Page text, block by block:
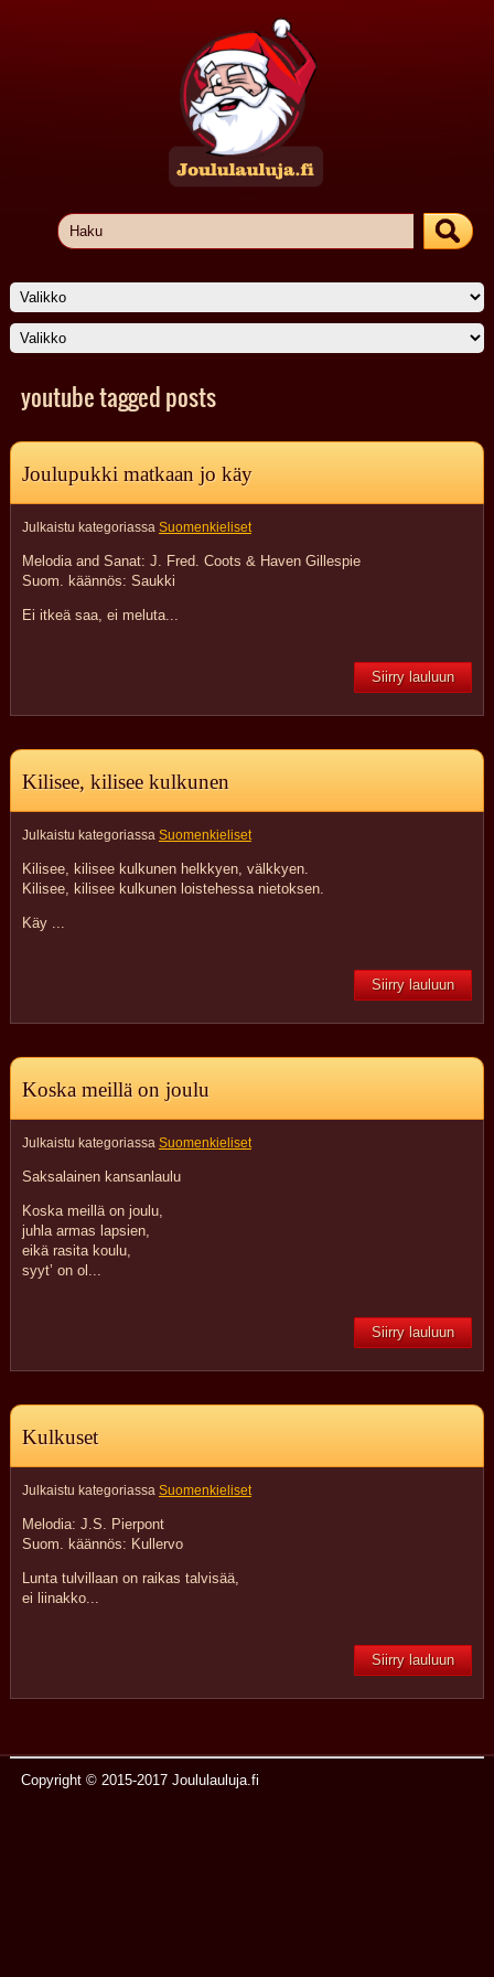
youtube tagged posts
Joulupukki matkaan jo käy
Julkaistu kategoriassa Suomenkieliset
Melodia and Sanat: J. Fred. Coots & Haven Gillespie
Suom. käännös: Saukki
Ei itkeä saa, ei meluta...
Siirry lauluun
Kilisee, kilisee kulkunen
Julkaistu kategoriassa Suomenkieliset
Kilisee, kilisee kulkunen helkkyen, välkkyen.
Kilisee, kilisee kulkunen loistehessa nietoksen.
Käy ...
Siirry lauluun
Koska meillä on joulu
Julkaistu kategoriassa Suomenkieliset
Saksalainen kansanlaulu
Koska meillä on joulu,
juhla armas lapsien,
eikä rasita koulu,
syyt’ on ol...
Siirry lauluun
Kulkuset
Julkaistu kategoriassa Suomenkieliset
Melodia: J.S. Pierpont
Suom. käännös: Kullervo
Lunta tulvillaan on raikas talvisää,
ei liinakko...
Siirry lauluun
Copyright © 2015-2017 Joululauluja.fi